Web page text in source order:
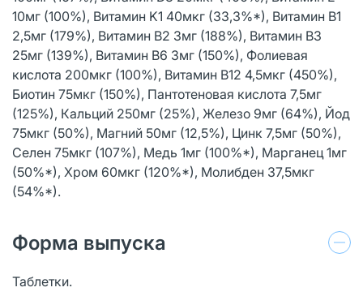
10мг (100%), Витамин K1 40мкг (33,3%*), Витамин B1
2,5мг (179%), Витамин B2 3мг (188%), Витамин B3
25мг (139%), Витамин B6 3мг (150%), Фолиевая
кислота 200мкг (100%), Витамин B12 4,5мкг (450%),
Биотин 75мкг (150%), Пантотеновая кислота 7,5мг
(125%), Кальций 250мг (25%), Железо 9мг (64%), Йод
75мкг (50%), Магний 50мг (12,5%), Цинк 7,5мг (50%),
Селен 75мкг (107%), Медь 1мг (100%*), Марганец 1мг
(50%*), Хром 60мкг (120%*), Молибден 37,5мкг
(54%*).
Форма выпуска
Таблетки.